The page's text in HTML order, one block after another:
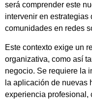
será comprender este
intervenir en
comunidades en redes
Este contexto exige un
organizativa, como así
negocio. Se requiere la
la aplicación de nuevas
experiencia profesional,